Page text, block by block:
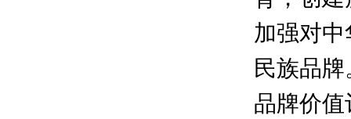
加强对
民族品
品牌价